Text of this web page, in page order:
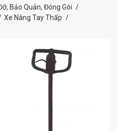
Bảo Quản, Đóng Gói
Xe Nâng Tay Thấp